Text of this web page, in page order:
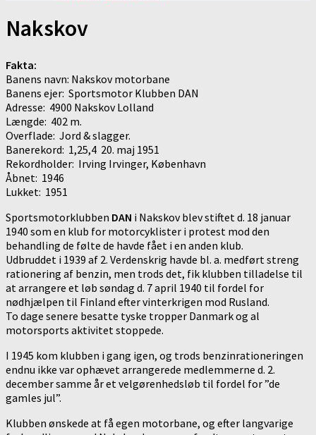
Nakskov
Fakta:
Banens navn: Nakskov motorbane
Banens ejer: Sportsmotor Klubben DAN
Adresse: 4900 Nakskov Lolland
Længde: 402 m.
Overflade: Jord & slagger.
Banerekord: 1,25,4 20. maj 1951
Rekordholder: Irving Irvinger, København
Åbnet: 1946
Lukket: 1951
Sportsmotorklubben DAN i Nakskov blev stiftet d. 18 januar
1940 som en klub for motorcyklister i protest mod den
behandling de følte de havde fået i en anden klub.
Udbruddet i 1939 af 2. Verdenskrig havde bl. a. medført streng
rationering af benzin, men trods det, fik klubben tilladelse til
at arrangere et løb søndag d. 7 april 1940 til fordel for
nødhjælpen til Finland efter vinterkrigen mod Rusland.
To dage senere besatte tyske tropper Danmark og al
motorsports aktivitet stoppede.
I 1945 kom klubben i gang igen, og trods benzinrationeringen
endnu ikke var ophævet arrangerede medlemmerne d. 2.
december samme år et velgørenhedsløb til fordel for ”de
gamles jul”.
Klubben ønskede at få egen motorbane, og efter langvarige